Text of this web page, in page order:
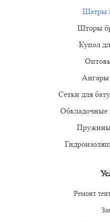
Шатры
Шторы
Купол
Ангары
Сетки для
Обкладочные
Пружины
Ремонт